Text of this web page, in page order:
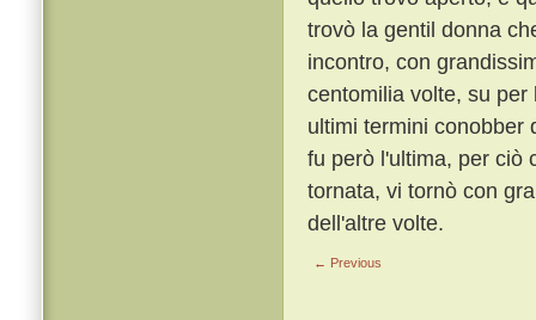
trovò la gentil donna
incontro, con
centomilia volte, su
ultimi termini conobber
fu però l'ultima, per ciò
tornata, vi tornò con
dell'altre volte.
← Previous